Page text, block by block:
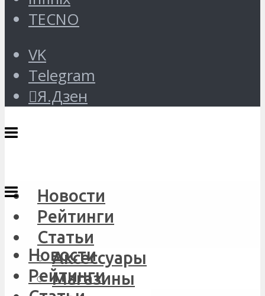
TECNO
VK
Telegram
Я.Дзен
Новости
Рейтинги
Статьи
Аксессуары
Магазины
Новости
Рейтинги